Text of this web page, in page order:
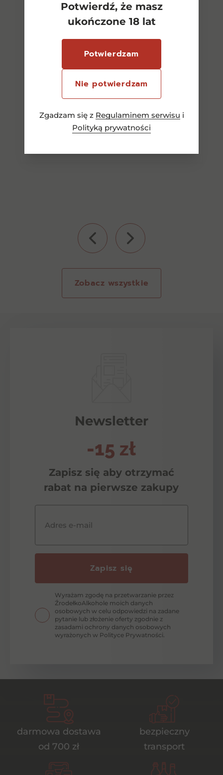
Potwierdź, że masz
ukończone 18 lat
Potwierdzam
Nie potwierdzam
Zgadzam się z Regulaminem serwisu i
Polityką prywatności
0.7l 43% etui+ 2kiel
299,00zł
Dodaj do koszyka
Zobacz wszystkie
Newsletter
-15 zł
Zapisz się aby otrzymać
rabat na pierwsze zakupy
Adres e-mail
Zapisz się
Wyrażam zgodę na przetwarzanie przez
ŹrodełkoAlkohole moich danych
osobowych w celu odpowiedzi na zadane
pytanie lub złożenie oferty zgodnie z
zasadami ochrony danych osobowych
wyrażonych w Polityce Prywatności.
darmowa dostawa
od 700 zł
bezpieczny
transport